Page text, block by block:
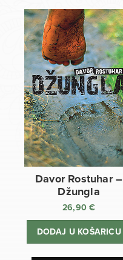
Davor Rostuhar –
Džungla
26,90€
DODAJ U KOŠARICU